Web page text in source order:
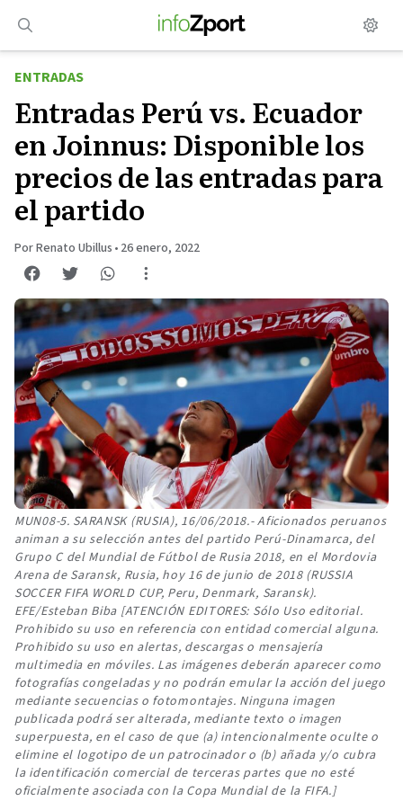
contenido
ENTRADAS
Entradas Perú vs. Ecuador
en Joinnus: Disponible los
precios de las entradas para
el partido
Por Renato Ubillus • 26 enero, 2022
MUN08-5. SARANSK (RUSIA), 16/06/2018.- Aficionados peruanos
animan a su selección antes del partido Perú-Dinamarca, del
Grupo C del Mundial de Fútbol de Rusia 2018, en el Mordovia
Arena de Saransk, Rusia, hoy 16 de junio de 2018 (RUSSIA
SOCCER FIFA WORLD CUP, Peru, Denmark, Saransk).
EFE/Esteban Biba [ATENCIÓN EDITORES: Sólo Uso editorial.
Prohibido su uso en referencia con entidad comercial alguna.
Prohibido su uso en alertas, descargas o mensajería
multimedia en móviles. Las imágenes deberán aparecer como
fotografías congeladas y no podrán emular la acción del juego
mediante secuencias o fotomontajes. Ninguna imagen
publicada podrá ser alterada, mediante texto o imagen
superpuesta, en el caso de que (a) intencionalmente oculte o
elimine el logotipo de un patrocinador o (b) añada y/o cubra
la identificación comercial de terceras partes que no esté
oficialmente asociada con la Copa Mundial de la FIFA.]